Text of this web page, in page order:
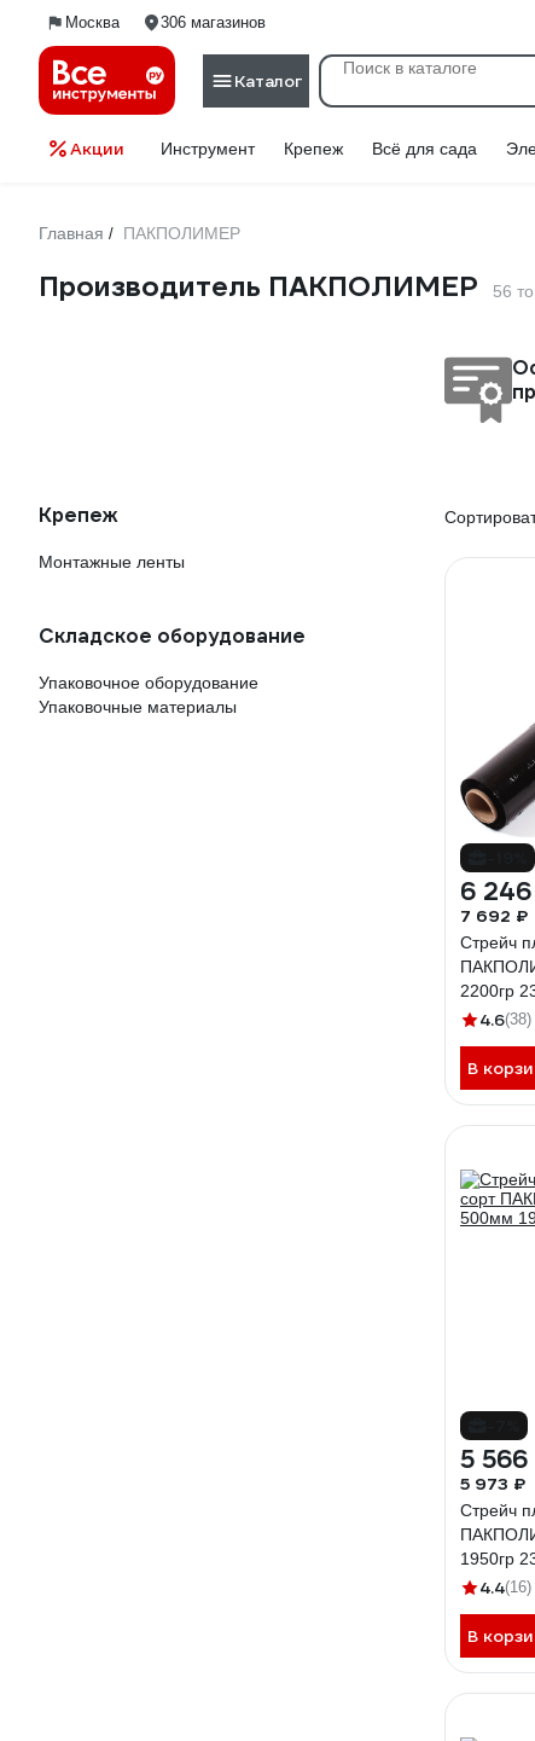
Москва 306 магазинов
Каталог
Акции Инструмент Крепеж Всё для сада
Главная / ПАКПОЛИМЕР
Производитель ПАКПОЛИМЕР 56
Крепеж
Монтажные ленты
Складское оборудование
Упаковочное оборудование
Упаковочные материалы
6
7 692 ₽
Стрейч
2200гр
4.6(38)
В
5 566
5 973 ₽
Стрейч
1950гр
4.4(16)
В